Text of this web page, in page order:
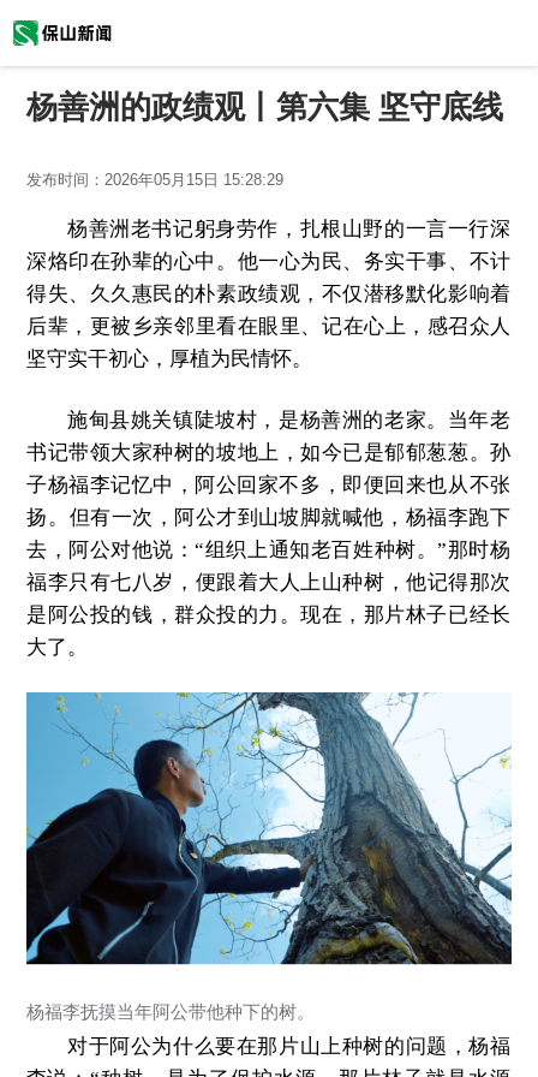
杨善洲的政绩观丨第六集 坚守底线
发布时间： 2026年05月15日 15:28:29
杨善洲老书记躬身劳作，扎根山野的一言一行深
深烙印在孙辈的心中。他一心为民、务实干事、不计
得失、久久惠民的朴素政绩观，不仅潜移默化影响着
后辈，更被乡亲邻里看在眼里、记在心上，感召众人
坚守实干初心，厚植为民情怀。
施甸县姚关镇陡坡村，是杨善洲的老家。当年老
书记带领大家种树的坡地上，如今已是郁郁葱葱。孙
子杨福李记忆中，阿公回家不多，即便回来也从不张
扬。 但有一次，阿公才到 山坡脚就喊他， 杨福李跑下
去，阿公对他说：“组织上通知老百姓种树。”那时杨
福李只有七八岁，便跟着大人上山种树，他记得那次
是阿公投的钱，群众投的力。现在，那片林子已经长
大了。
杨福李抚摸当年阿公带他种下的树。
对于阿公为什么要在那片山上种树的问题 ，杨福